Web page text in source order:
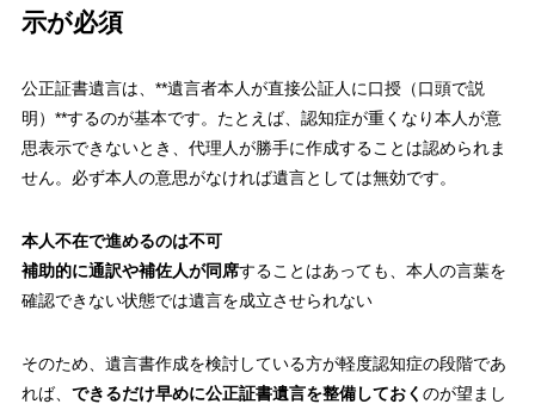
示が必須
公正証書遺言は、**遺言者本人が直接公証人に口授（口頭で説
明）**するのが基本です。たとえば、認知症が重くなり本人が意
思表示できないとき、代理人が勝手に作成することは認められま
せん。必ず本人の意思がなければ遺言としては無効です。
本人不在で進めるのは不可
補助的に通訳や補佐人が同席することはあっても、本人の言葉を
確認できない状態では遺言を成立させられない
そのため、遺言書作成を検討している方が軽度認知症の段階であ
れば、 できるだけ早めに公正証書遺言を整備しておく のが望まし